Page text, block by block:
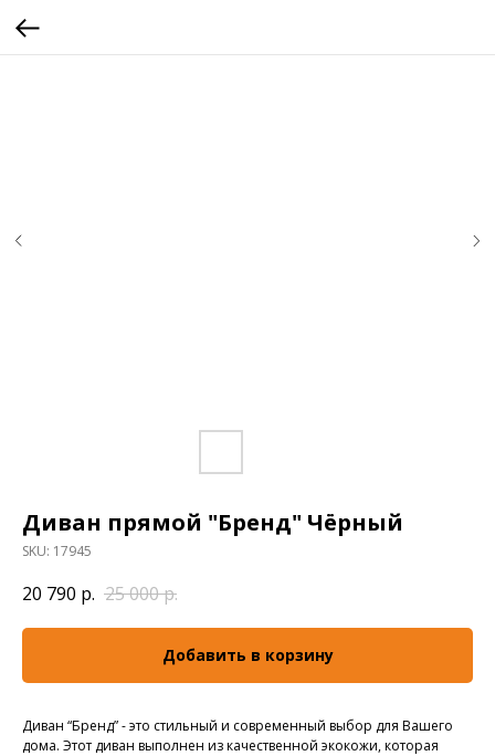
Диван прямой "Бренд" Чёрный
SKU: 17945
20 790 р. 25 000р.
Добавить в корзину
Диван “Бренд” - это стильный и современный выбор для Вашего
дома. Этот диван выполнен из качественной экокожи, которая